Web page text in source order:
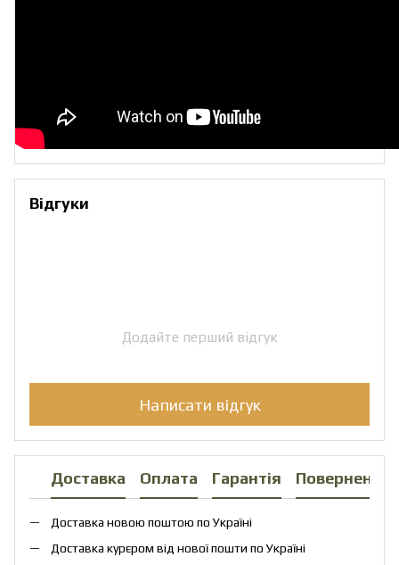
Відгуки
Додайте перший відгук
Написати відгук
Доставка Оплата Гарантія Повернення
Доставка новою поштою по Україні
Доставка курєром від нової пошти по Україні